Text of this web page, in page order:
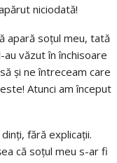
niciodată!
apară soțul meu, tată
văzut în închisoare
și ne întreceam care
Atunci am început
fără explicații.
că soțul meu s-ar fi